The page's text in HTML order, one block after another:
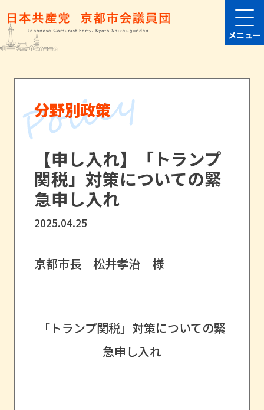
メニュー
分野別政策
【申し入れ】「トランプ
関税」対策についての緊
急申し入れ
2025.04.25
京都市長 松井孝治 様
「トランプ関税」対策についての緊
急申し入れ